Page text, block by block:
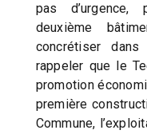
pas d’urgence,
deuxième
concrétiser
rappeler que le
promotion
première
Commune,